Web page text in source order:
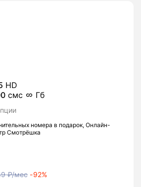
HD
смс Гб
номера в подарок, Онлайн-
Смотрёшка
₽/мес -92%